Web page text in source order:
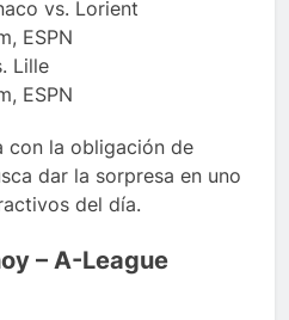
vs. Lorient
ESPN
Lille
ESPN
con la obligación de
dar la sorpresa en uno
del día.
– A-League